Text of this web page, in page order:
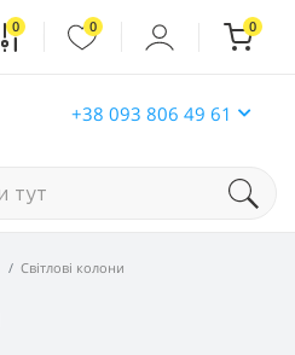
+38 093 806 49 61
0 0 0
Світлові колони